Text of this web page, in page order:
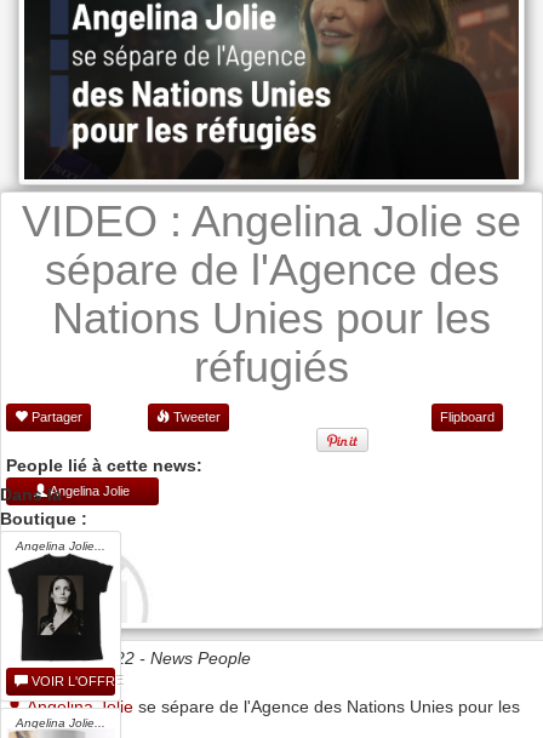
VIDEO : Angelina Jolie se
sépare de l'Agence des
Nations Unies pour les
réfugiés
Partager Tweeter Flipboard
People lié à cette news:
Angelina Jolie
Date 20/12/2022 - News People
Angelina Jolie se sépare de l'Agence des Nations Unies pour les
réfugiés
Dans la
Boutique :
Angelina Jolie...
VOIR L'OFFRE
Angelina Jolie...